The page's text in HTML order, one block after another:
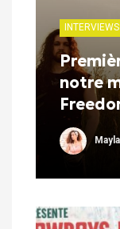
INTERVIEWS
notre
Mayla